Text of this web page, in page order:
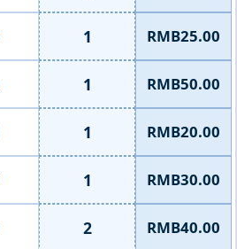
1 RMB25.00
1 RMB50.00
1 RMB20.00
1 RMB30.00
2 RMB40.00